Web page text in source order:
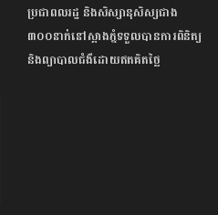
ប្រជាពលរដ្ឋ និងសិស្សានុសិស្សជាង
៣០០នាក់នៅស្អាងភ្នំទទួលបានការពិនិត្យ
និងព្យាបាលជំងឺដោយឥតគិតថ្លៃ